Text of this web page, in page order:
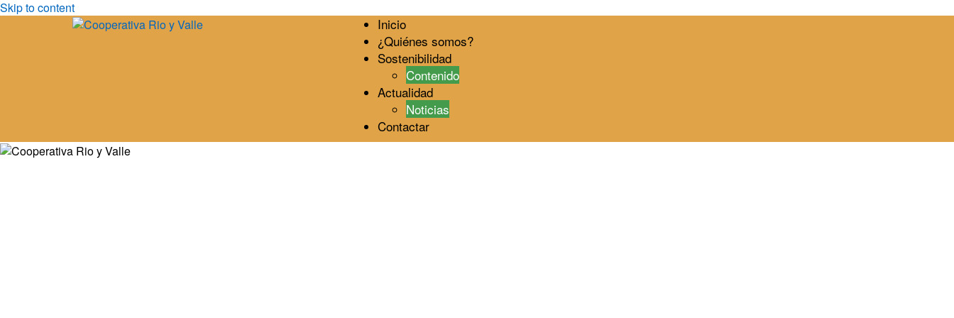
Skip to content
Inicio
¿Quiénes somos?
Sostenibilidad
Contenido
Actualidad
Noticias
Contactar